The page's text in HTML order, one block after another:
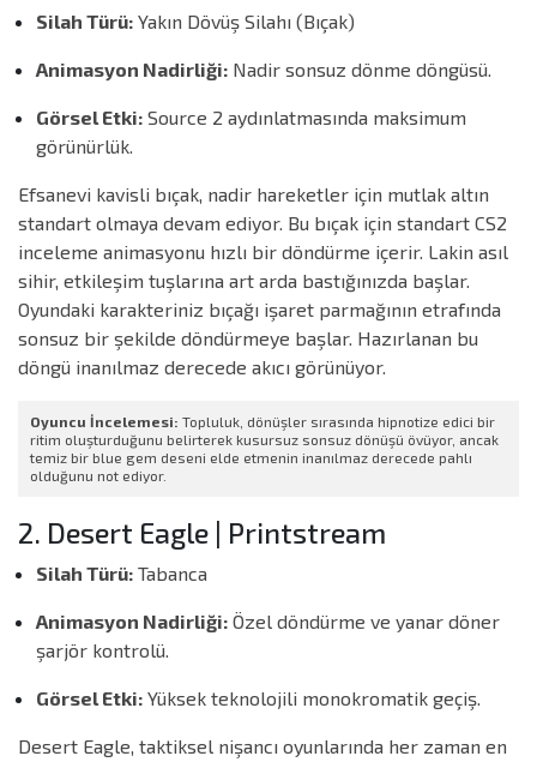
Silah Türü: Yakın Dövüş Silahı (Bıçak)
Animasyon Nadirliği: Nadir sonsuz dönme döngüsü.
Görsel Etki: Source 2 aydınlatmasında maksimum
görünürlük.
Efsanevi kavisli bıçak, nadir hareketler için mutlak altın
standart olmaya devam ediyor. Bu bıçak için standart CS2
inceleme animasyonu hızlı bir döndürme içerir. Lakin asıl
sihir, etkileşim tuşlarına art arda bastığınızda başlar.
Oyundaki karakteriniz bıçağı işaret parmağının etrafında
sonsuz bir şekilde döndürmeye başlar. Hazırlanan bu
döngü inanılmaz derecede akıcı görünüyor.
Oyuncu İncelemesi: Topluluk, dönüşler sırasında hipnotize edici bir
ritim oluşturduğunu belirterek kusursuz sonsuz dönüşü övüyor, ancak
temiz bir blue gem deseni elde etmenin inanılmaz derecede pahlı
olduğunu not ediyor.
2. Desert Eagle | Printstream
Silah Türü: Tabanca
Animasyon Nadirliği: Özel döndürme ve yanar döner
şarjör kontrolü.
Görsel Etki: Yüksek teknolojili monokromatik geçiş.
Desert Eagle, taktiksel nişancı oyunlarında her zaman en